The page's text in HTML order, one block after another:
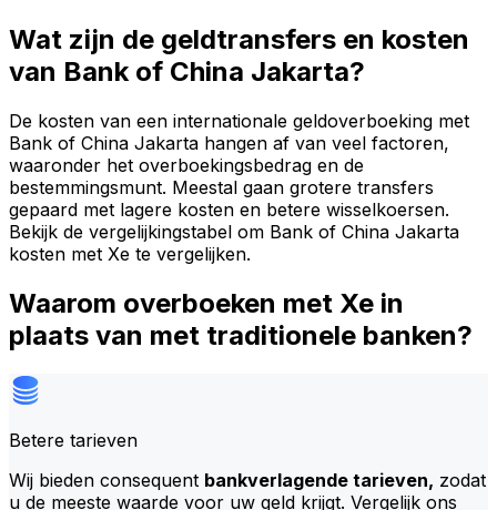
Wat zijn de geldtransfers en kosten
van Bank of China Jakarta?
De kosten van een internationale geldoverboeking met
Bank of China Jakarta hangen af van veel factoren,
waaronder het overboekingsbedrag en de
bestemmingsmunt. Meestal gaan grotere transfers
gepaard met lagere kosten en betere wisselkoersen.
Bekijk de vergelijkingstabel om Bank of China Jakarta
kosten met Xe te vergelijken.
Waarom overboeken met Xe in
plaats van met traditionele banken?
Betere tarieven
Wij bieden consequent bankverlagende tarieven, zodat
u de meeste waarde voor uw geld krijgt. Vergelijk ons